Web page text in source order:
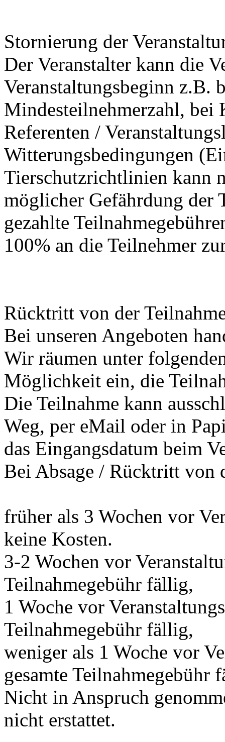
Stornierung der
Der Veranstalter kann die
Veranstaltungsbeginn z.B.
Mindesteilnehmerzahl, bei
Referenten /
Witterungsbedingungen
Tierschutzrichtlinien kann
möglicher Gefährdung der
gezahlte
100% an die Teilnehmer
Rücktritt von der
Bei unseren Angeboten
Wir räumen unter
Möglichkeit ein, die
Die Teilnahme kann
Weg, per eMail oder in
das Eingangsdatum beim
Bei Absage / Rücktritt von
früher als 3 Wochen vor
keine Kosten.
3-2 Wochen vor
Teilnahmegebühr fällig,
1 Woche vor
Teilnahmegebühr fällig,
weniger als 1 Woche vor
gesamte Teilnahmegebühr
Nicht in Anspruch
nicht erstattet.